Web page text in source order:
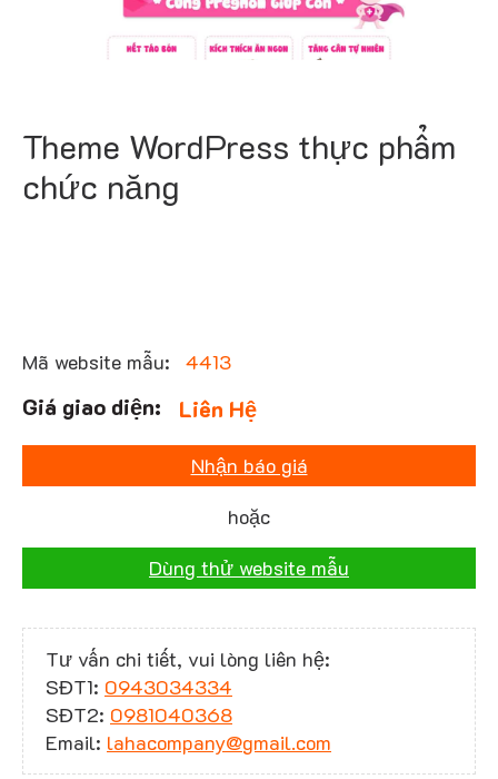
Theme WordPress thực phẩm
chức năng
Mã website mẫu: 4413
Liên Hệ
Nhận báo giá
hoặc
Dùng thử website mẫu
Tư vấn chi tiết, vui lòng liên hệ:
SĐT1: 0943034334
SĐT2: 0981040368
Email: lahacompany@gmail.com